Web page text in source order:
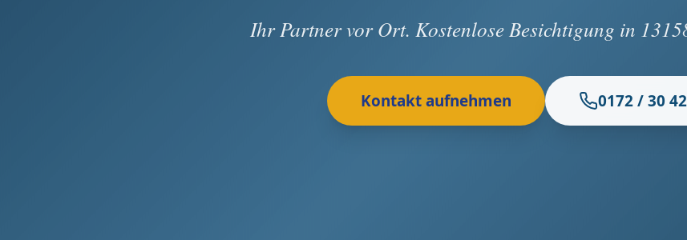
Ihr Partner vor Ort. Kostenlose Besichtigung in
Kontakt aufnehmen 0172 / 30